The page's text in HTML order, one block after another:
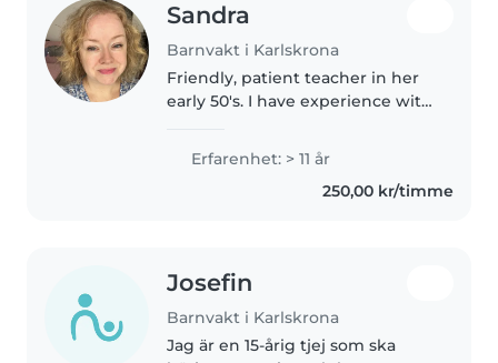
Sandra
Barnvakt i Karlskrona
Friendly, patient teacher in her
early 50's. I have experience with
my own (all adult now). Fluent in
English and Swedish. I speak
Erfarenhet: > 11 år
250,00 kr/timme
Josefin
Barnvakt i Karlskrona
Jag är en 15-årig tjej som ska